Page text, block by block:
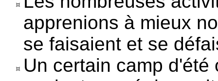
apprenions à mieux
se faisaient et se
Un certain camp